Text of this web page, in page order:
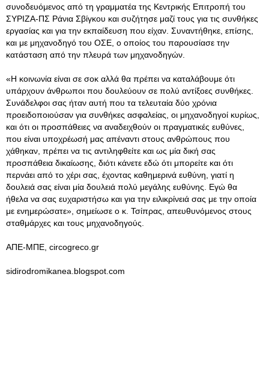
συνοδευόμενος από τη γραμματέα της Κεντρικής Επιτροπή του
ΣΥΡΙΖΑ-ΠΣ Ράνια Σβίγκου και συζήτησε μαζί τους για τις συνθήκες
εργασίας και για την εκπαίδευση που είχαν. Συναντήθηκε, επίσης,
και με μηχανοδηγό του ΟΣΕ, ο οποίος του παρουσίασε την
κατάσταση από την πλευρά των μηχανοδηγών.
«Η κοινωνία είναι σε σοκ αλλά θα πρέπει να καταλάβουμε ότι
υπάρχουν άνθρωποι που δουλεύουν σε πολύ αντίξοες συνθήκες.
Συνάδελφοι σας ήταν αυτή που τα τελευταία δύο χρόνια
προειδοποιούσαν για συνθήκες ασφαλείας, οι μηχανοδηγοί κυρίως,
και ότι οι προσπάθειες να αναδειχθούν οι πραγματικές ευθύνες,
που είναι υποχρέωσή μας απέναντι στους ανθρώπους που
χάθηκαν, πρέπει να τις αντιληφθείτε και ως μία δική σας
προσπάθεια δικαίωσης, διότι κάνετε εδώ ότι μπορείτε και ότι
περνάει από το χέρι σας, έχοντας καθημερινά ευθύνη, γιατί η
δουλειά σας είναι μία δουλειά πολύ μεγάλης ευθύνης. Εγώ θα
ήθελα να σας ευχαριστήσω και για την ειλικρίνειά σας με την οποία
με ενημερώσατε», σημείωσε ο κ. Τσίπρας, απευθυνόμενος στους
σταθμάρχες και τους μηχανοδηγούς.
ΑΠΕ-ΜΠΕ, circogreco.gr
sidirodromikanea.blogspot.com